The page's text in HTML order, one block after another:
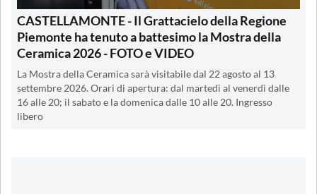
CASTELLAMONTE - Il Grattacielo della Regione
Piemonte ha tenuto a battesimo la Mostra della
Ceramica 2026 - FOTO e VIDEO
La Mostra della Ceramica sarà visitabile dal 22 agosto al 13
settembre 2026. Orari di apertura: dal martedì al venerdì dalle
16 alle 20; il sabato e la domenica dalle 10 alle 20. Ingresso
libero